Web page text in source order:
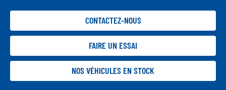
CONTACTEZ-NOUS
FAIRE UN ESSAI
NOS VÉHICULES EN STOCK